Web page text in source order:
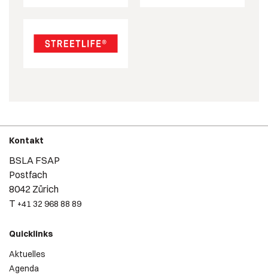
Kontakt
BSLA FSAP
Postfach
8042 Zürich
T +41 32 968 88 89
Quicklinks
Aktuelles
Agenda